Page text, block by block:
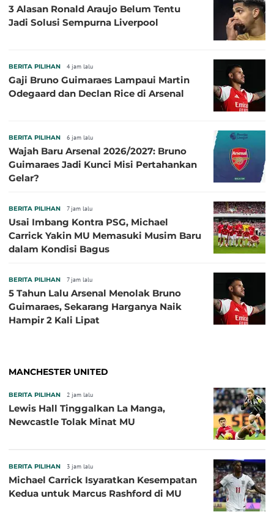
3 Alasan Ronald Araujo Belum Tentu
Jadi Solusi Sempurna Liverpool
BERITA PILIHAN 4 jam lalu
Gaji Bruno Guimaraes Lampaui Martin
Odegaard dan Declan Rice di Arsenal
BERITA PILIHAN 6 jam lalu
Wajah Baru Arsenal 2026/2027: Bruno
Guimaraes Jadi Kunci Misi Pertahankan
Gelar?
BERITA PILIHAN 7 jam lalu
Usai Imbang Kontra PSG, Michael
Carrick Yakin MU Memasuki Musim Baru
dalam Kondisi Bagus
BERITA PILIHAN 7 jam lalu
5 Tahun Lalu Arsenal Menolak Bruno
Guimaraes, Sekarang Harganya Naik
Hampir 2 Kali Lipat
MANCHESTER UNITED
BERITA PILIHAN 2 jam lalu
Lewis Hall Tinggalkan La Manga,
Newcastle Tolak Minat MU
BERITA PILIHAN 3 jam lalu
Michael Carrick Isyaratkan Kesempatan
Kedua untuk Marcus Rashford di MU